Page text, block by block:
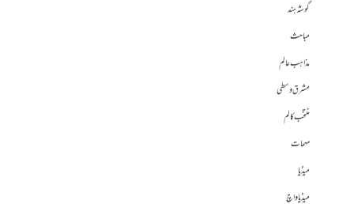
گوشہ ہند
مباحث
مذاہب عالم
مشرق وسطی
منتخب کالم
مہمات
میڈیا
میڈیا واچ